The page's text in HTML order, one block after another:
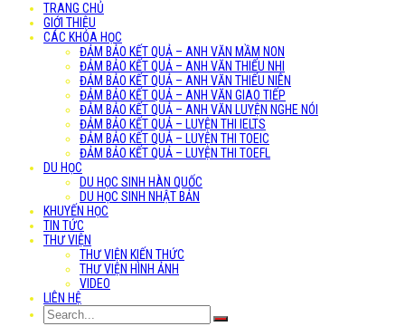
TRANG CHỦ
GIỚI THIỆU
CÁC KHÓA HỌC
ĐẢM BẢO KẾT QUẢ – ANH VĂN MẦM NON
ĐẢM BẢO KẾT QUẢ – ANH VĂN THIẾU NHI
ĐẢM BẢO KẾT QUẢ – ANH VĂN THIẾU NIÊN
ĐẢM BẢO KẾT QUẢ – ANH VĂN GIAO TIẾP
ĐẢM BẢO KẾT QUẢ – ANH VĂN LUYỆN NGHE NÓI
ĐẢM BẢO KẾT QUẢ – LUYỆN THI IELTS
ĐẢM BẢO KẾT QUẢ – LUYỆN THI TOEIC
ĐẢM BẢO KẾT QUẢ – LUYỆN THI TOEFL
DU HỌC
DU HỌC SINH HÀN QUỐC
DU HỌC SINH NHẬT BẢN
KHUYẾN HỌC
TIN TỨC
THƯ VIỆN
THƯ VIỆN KIẾN THỨC
THƯ VIỆN HÌNH ẢNH
VIDEO
LIÊN HỆ